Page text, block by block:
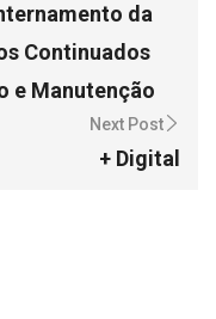
da
Continuados
e Manutenção
Next Post
+ Digital